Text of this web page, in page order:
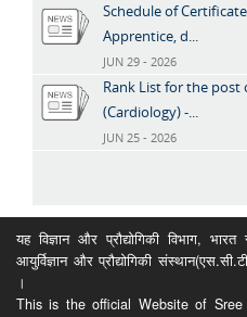
Schedule of
Apprentice, d...
JUN 29 - 2026
Rank List for the post
(Cardiology) -...
JUN 25 - 2026
यह विज्ञान और प्रौद्योगिकी विभाग,
आयुर्विज्ञान और प्रौद्योगिकी
।
This is the official Website of